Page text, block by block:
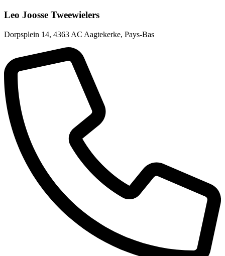
Leo Joosse Tweewielers
Dorpsplein 14, 4363 AC Aagtekerke, Pays-Bas